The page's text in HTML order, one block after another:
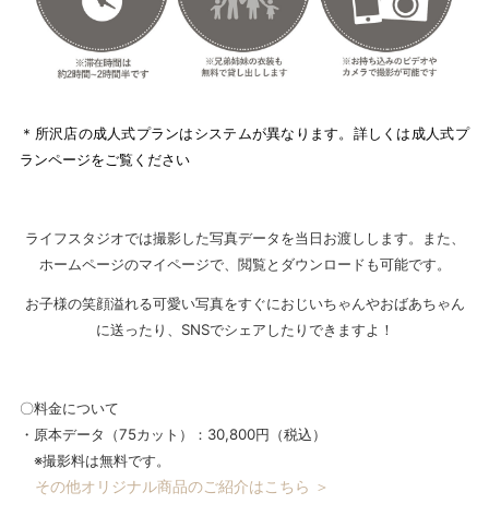
＊所沢店の成人式プランはシステムが異なります。詳しくは成人式プ
ランページをご覧ください
ライフスタジオでは撮影した写真データを当日お渡しします。また、
ホームページのマイページで、閲覧とダウンロードも可能です。
お子様の笑顔溢れる可愛い写真をすぐにおじいちゃんやおばあちゃん
に送ったり、SNSでシェアしたりできますよ！
〇料金について
・原本データ（75カット）：30,800円（税込）
※撮影料は無料です。
その他オリジナル商品のご紹介はこちら ＞